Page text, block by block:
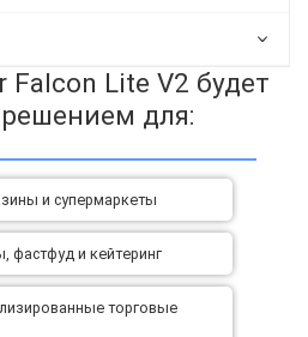
Falcon Lite V2 будет
для:
и супермаркеты
фастфуд и кейтеринг
торговые